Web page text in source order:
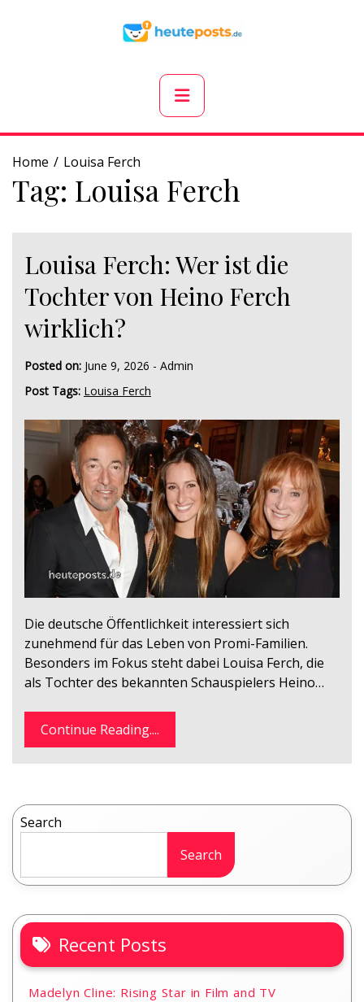
Primary
Menu
Home Louisa Ferch
Tag: Louisa Ferch
Louisa Ferch: Wer ist die
Tochter von Heino Ferch
wirklich?
Posted on: June 9, 2026 - Admin
Post Tags: Louisa Ferch
Die deutsche Öffentlichkeit interessiert sich
zunehmend für das Leben von Promi-Familien.
Besonders im Fokus steht dabei Louisa Ferch, die
als Tochter des bekannten Schauspielers Heino…
Continue Reading....
Search
Search
Recent Posts
Madelyn Cline: Rising Star in Film and TV